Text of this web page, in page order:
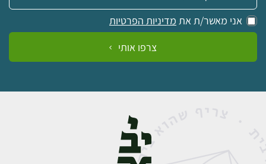
אני מאשר/ת את מדיניות הפרטיות
צרפו אותי